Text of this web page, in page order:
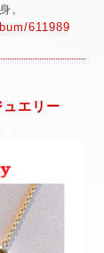
。
611989
ュエリー